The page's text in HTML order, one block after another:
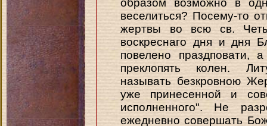
образом возможно в
веселиться? Посему-то
жертвы во всю св.
воскреснаго дня и дня
повелено праздповати,
преклопять колен.
называть безкровною
уже принесенной и
исполненного". Не
ежедневно совершать